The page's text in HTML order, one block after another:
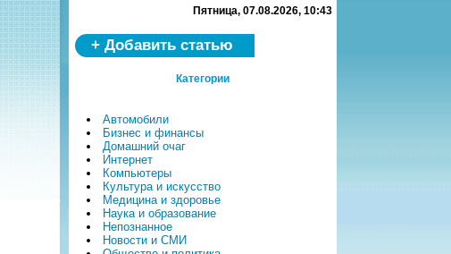
Пятница, 07.08.2026, 10:43
+ Добавить статью
Категории
Автомобили
Бизнес и финансы
Домашний очаг
Интернет
Компьютеры
Культура и искусство
Медицина и здоровье
Наука и образование
Непознанное
Новости и СМИ